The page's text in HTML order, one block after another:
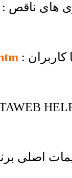
های ناقص
کاربران
اصلی